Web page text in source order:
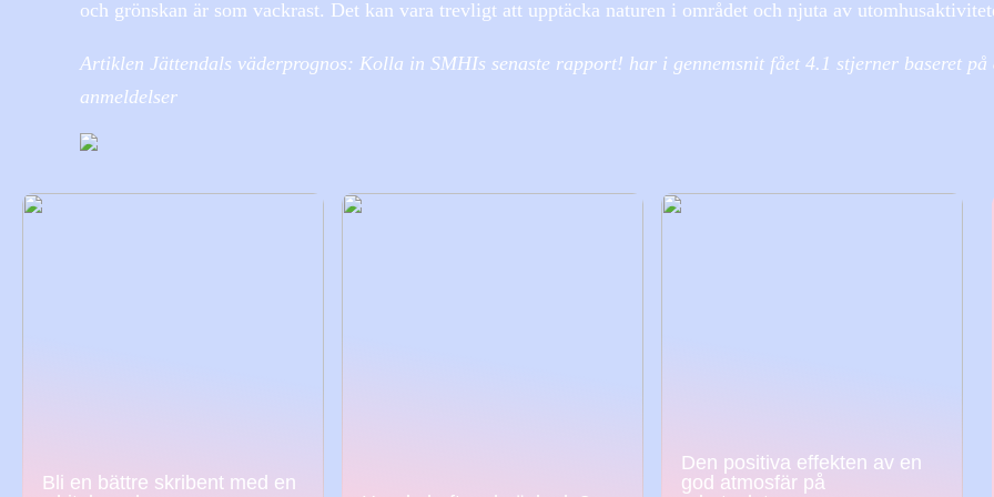
och grönskan är som vackrast. Det kan vara trevligt att upptäcka naturen i området och njuta av
Artiklen Jättendals väderprognos: Kolla in SMHIs senaste rapport! har i gennemsnit fået 4.1 stjerner baseret på
anmeldelser
Bli en bättre skribent med en
Den positiva effekten av en
god atmosfär på